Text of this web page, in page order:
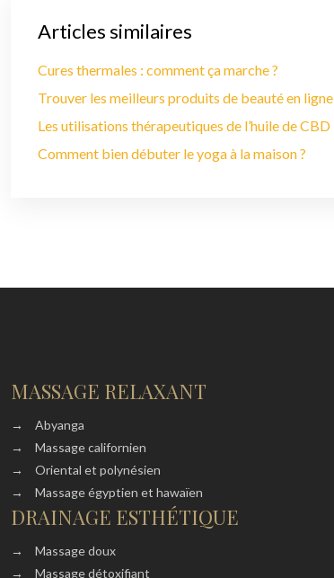
Articles similaires
Cures thermales : comment ça marche ?
Trouver les meilleurs produits de beauté en ligne
Les utilisations thérapeutiques de l’huile de CBD
Comment bien débuter le yoga à la maison ?
MASSAGE RELAXANT
→
Abyanga
→
Massage californien
→
Oriental et polynésien
→
Massage égyptien et hawaïen
DRAINAGE ESTHÉTIQUE
→
Massage doux
→
Massage détoxifiant